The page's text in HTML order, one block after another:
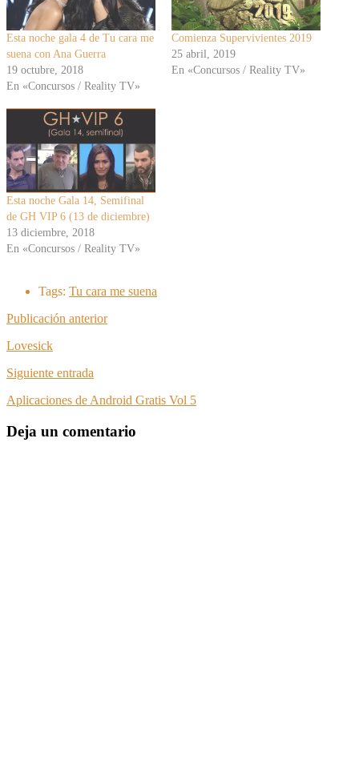
Esta noche gala 4 de Tu cara me
suena con Ana Guerra
19 octubre, 2018
En «Concursos / Reality TV»
Comienza Supervivientes 2019
25 abril, 2019
En «Concursos / Reality TV»
Esta noche Gala 14, Semifinal
de GH VIP 6 (13 de diciembre)
13 diciembre, 2018
En «Concursos / Reality TV»
Tags: Tu cara me suena
Publicación anterior
Lovesick
Siguiente entrada
Aplicaciones de Android Gratis Vol 5
Deja un comentario